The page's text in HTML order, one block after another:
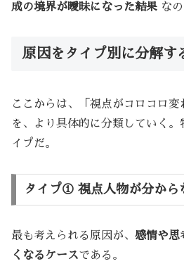
成の境界が曖昧になった結果 な
原因をタイプ別に分解す
ここからは、「視点がコロコロ
を、より具体的に分類していく。
イプだ。
タイプ① 視点人物が分から
最も考えられる原因が、 感情や思
くなるケースである。